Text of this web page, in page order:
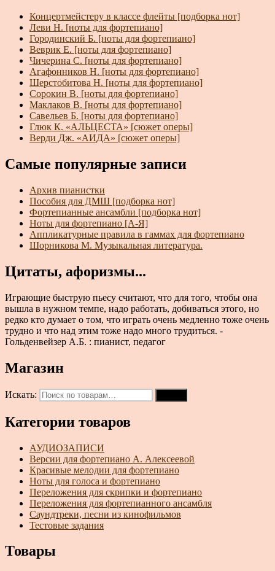
Концертмейстеру в классе флейты [подборка нот]
Леви Н. [ноты для фортепиано]
Городинский Б. [ноты для фортепиано]
Веврик Е. [ноты для фортепиано]
Чичерина С. [ноты для фортепиано]
Агафонников Н. [ноты для фортепиано]
Шерстобитова Н. [ноты для фортепиано]
Сорокин В. [ноты для фортепиано]
Маклаков В. [ноты для фортепиано]
Савельев Б. [ноты для фортепиано]
Глюк К. «АЛЬЦЕСТА» [сюжет оперы]
Верди Дж. «АИДА» [сюжет оперы]
Самые популярные записи
Архив пианистки
Пособия для ДМШ [подборка нот]
Фортепианные ансамбли [подборка нот]
Ноты для фортепиано [А-Я]
Аппликатурные правила в гаммах для фортепиано
Шорникова М. Музыкальная литература.
Цитаты, афоризмы...
Играющие быструю пьесу считают, что для того, чтобы она
вышла в нужном темпе, надо работать, добиваться этого, но
редко кто думает о том, что играть очень медленно тоже очень
трудно и что над этим тоже надо много трудиться. -
Гольденвейзер А.Б. : пианист, педагог
Магазин
Искать:
Категории товаров
АУДИОЗАПИСИ
Версии для фортепиано А. Алексеевой
Красивые мелодии для фортепиано
Ноты для голоса и фортепиано
Переложения для скрипки и фортепиано
Переложения для фортепианного ансамбля
Саундтреки, песни из кинофильмов
Тестовые задания
Товары